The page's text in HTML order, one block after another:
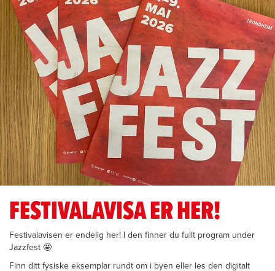
FESTIVALAVISA ER HER!
Festivalavisen er endelig her! I den finner du fullt program under
Jazzfest 🤩
Finn ditt fysiske eksemplar rundt om i byen eller les den digitalt